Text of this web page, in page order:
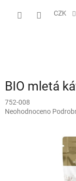
CZK
BIO mletá
752-008
Průměrné
Neohodnoceno